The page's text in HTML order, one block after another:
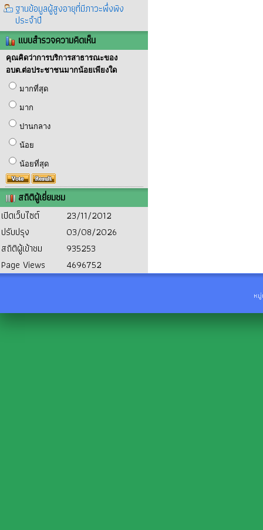
ฐานข้อมูลผู้สูงอายุที่มีภาวะพึ่งพิง
ประจำปี
แบบสำรวจความคิดเห็น
คุณคิดว่าการบริการสาธารณะของ
อบต.ต่อประชาชนมากน้อยเพียงใด
มากที่สุด
มาก
ปานกลาง
น้อย
น้อยที่สุด
สถิติผู้เยี่ยมชม
เปิดเว็บไซต์
23/11/2012
ปรับปรุง
03/08/2026
สถิติผู้เข้าชม
935253
Page Views
4696752
ห